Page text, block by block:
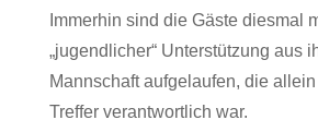
Immerhin sind die Gäste diesmal
„jugendlicher“ Unterstützung aus
Mannschaft aufgelaufen, die
Treffer verantwortlich war.